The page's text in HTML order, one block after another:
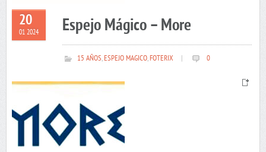
20
01 2024 Espejo Mágico – More
15 AÑOS,ESPEJO MAGICO,FOTERIX 0